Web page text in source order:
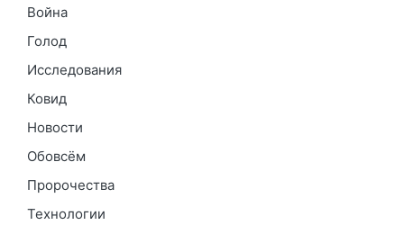
Война
Голод
Исследования
Ковид
Новости
Обовсём
Пророчества
Технологии